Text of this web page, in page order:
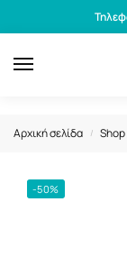
Αρχική σελίδα / Shop
-50%